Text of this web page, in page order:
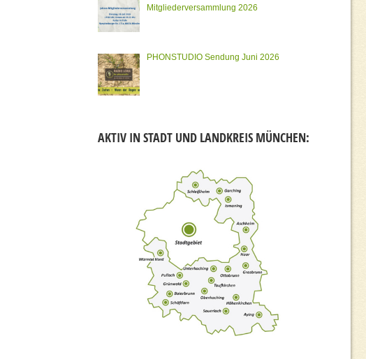
Mitgliederversammlung 2026
PHONSTUDIO Sendung Juni 2026
AKTIV IN STADT UND LANDKREIS MÜNCHEN: